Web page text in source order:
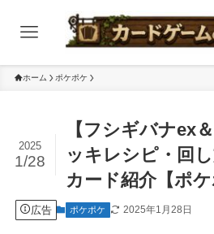
ホーム ポケポケ
【フシギバナex
ッキレシピ・回
カード紹介【ポケ
2025
1/28
広告 ポケポケ 2025年1月28日